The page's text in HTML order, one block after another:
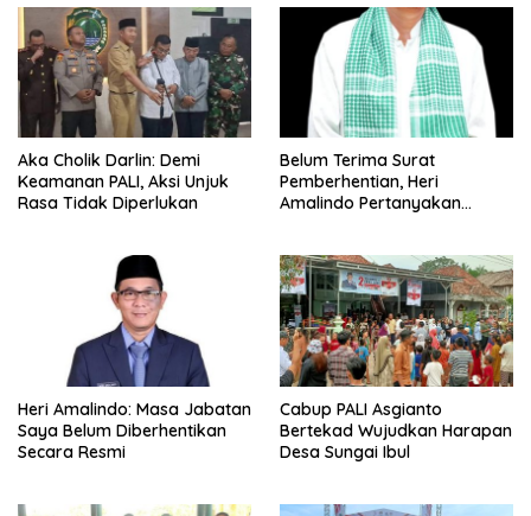
Aka Cholik Darlin: Demi
Keamanan PALI, Aksi Unjuk
Rasa Tidak Diperlukan
Belum Terima Surat
Pemberhentian, Heri
Amalindo Pertanyakan
Heri Amalindo: Masa Jabatan
Saya Belum Diberhentikan
Secara Resmi
Cabup PALI Asgianto
Bertekad Wujudkan Harapan
Desa Sungai Ibul